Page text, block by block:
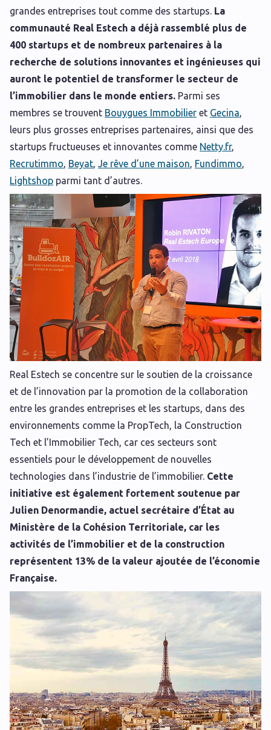
grandes entreprises tout comme des startups. La
communauté Real Estech a déjà rassemblé plus de
400 startups et de nombreux partenaires à la
recherche de solutions innovantes et ingénieuses qui
auront le potentiel de transformer le secteur de
l’immobilier dans le monde entiers. Parmi ses
membres se trouvent Bouygues Immobilier et Gecina,
leurs plus grosses entreprises partenaires, ainsi que des
startups fructueuses et innovantes comme Netty.fr,
Recrutimmo, Beyat, Je rêve d’une maison, Fundimmo,
Lightshop parmi tant d’autres.
Real Estech se concentre sur le soutien de la croissance
et de l’innovation par la promotion de la collaboration
entre les grandes entreprises et les startups, dans des
environnements comme la PropTech, la Construction
Tech et l’Immobilier Tech, car ces secteurs sont
essentiels pour le développement de nouvelles
technologies dans l’industrie de l’immobilier. Cette
initiative est également fortement soutenue par
Julien Denormandie, actuel secrétaire d’État au
Ministère de la Cohésion Territoriale, car les
activités de l’immobilier et de la construction
représentent 13% de la valeur ajoutée de l’économie
Française.